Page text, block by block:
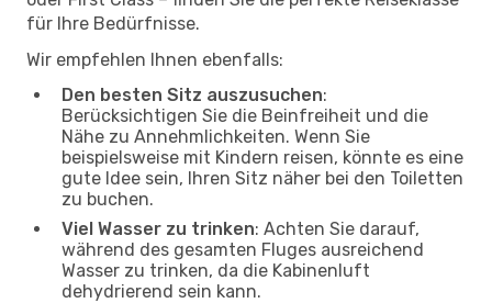
für Ihre Bedürfnisse.
Wir empfehlen Ihnen ebenfalls:
Den besten Sitz auszusuchen:
Berücksichtigen Sie die Beinfreiheit und die
Nähe zu Annehmlichkeiten. Wenn Sie
beispielsweise mit Kindern reisen, könnte es eine
gute Idee sein, Ihren Sitz näher bei den Toiletten
zu buchen.
Viel Wasser zu trinken: Achten Sie darauf,
während des gesamten Fluges ausreichend
Wasser zu trinken, da die Kabinenluft
dehydrierend sein kann.